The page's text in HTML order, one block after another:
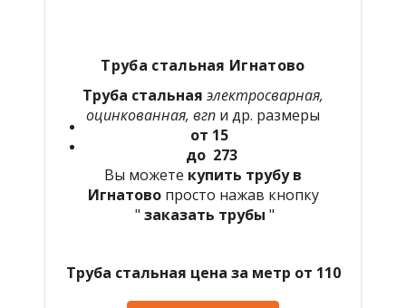
Труба стальная Игнатово
Труба стальная электросварная,
оцинкованная, вгп и др. размеры
от 15
до 273
Вы можете купить трубу в
Игнатово просто нажав кнопку
" заказать трубы "
Труба стальная цена за метр от 110